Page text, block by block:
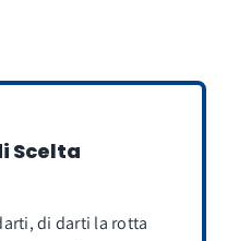
Scelta
di darti la rotta